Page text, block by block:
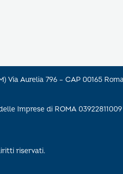
Via Aurelia 796 – CAP 00165
Imprese di ROMA 03922811009
riservati.